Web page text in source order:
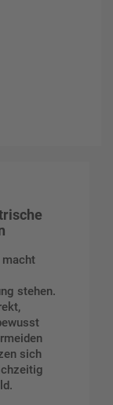
macht
stehen.
sich